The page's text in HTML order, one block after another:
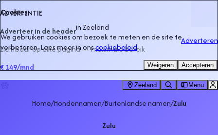
ADVERTENTIE
Adverteer in de headerinZeeland
Zichtbaar op elke pagina — maximale bereik
€ 149/mnd
Adverteren
Zeeland Menu
Home/Hondennamen/Buitenlandse namen/Zulu
Zulu
Cookies
We gebruiken cookies om bezoek te meten en de site te
verbeteren. Lees meer in onscookiebeleid.
Weigeren Accepteren